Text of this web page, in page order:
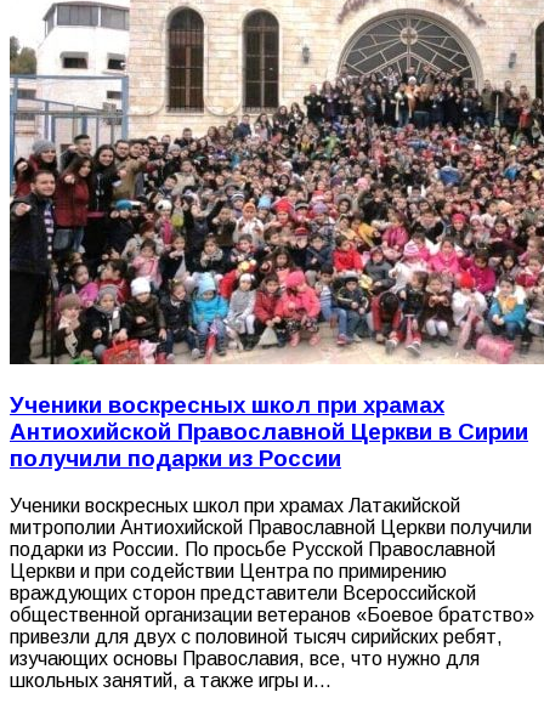
Ученики воскресных школ при храмах
Антиохийской Православной Церкви в Сирии
получили подарки из России
Ученики воскресных школ при храмах Латакийской
митрополии Антиохийской Православной Церкви получили
подарки из России. По просьбе Русской Православной
Церкви и при содействии Центра по примирению
враждующих сторон представители Всероссийской
общественной организации ветеранов «Боевое братство»
привезли для двух с половиной тысяч сирийских ребят,
изучающих основы Православия, все, что нужно для
школьных занятий, а также игры и…